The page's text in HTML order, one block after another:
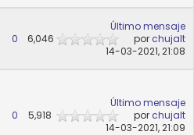
0 6,046
Último mensaje
por chujalt
14-03-2021, 21:08
0 5,918
Último mensaje
por chujalt
14-03-2021, 21:09